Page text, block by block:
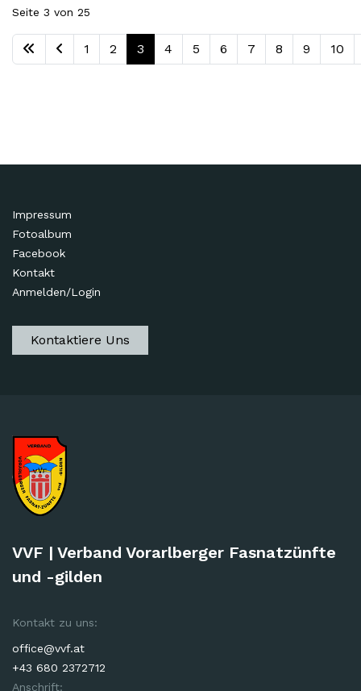
Seite 3 von 25
1 2 3 4 5 6 7 8 9 10
Impressum
Fotoalbum
Facebook
Kontakt
Anmelden/Login
Kontaktiere Uns
VVF | Verband Vorarlberger Fasnatzünfte
und -gilden
Kontakt zu uns:
office@vvf.at
+43 680 2372712
Anschrift: